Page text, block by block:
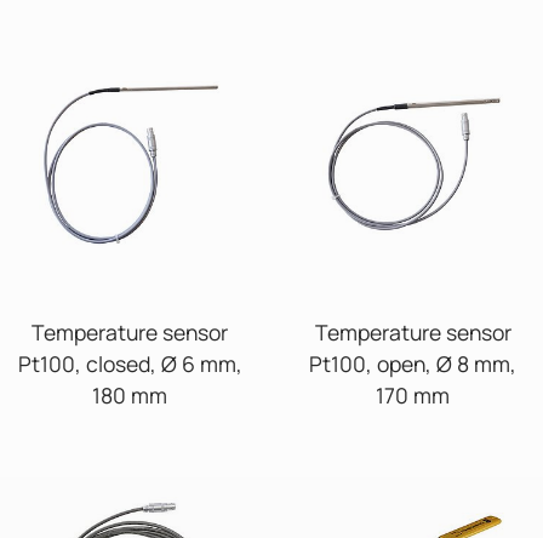
Temperature sensor
Pt100, closed, Ø 6 mm,
180 mm
Temperature sensor
Pt100, open, Ø 8 mm,
170 mm